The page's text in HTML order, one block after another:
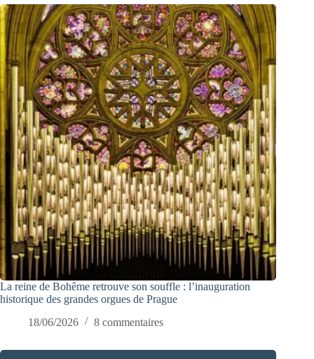
La reine de Bohême retrouve son souffle : l’inauguration
historique des grandes orgues de Prague
18/06/2026
8 commentaires